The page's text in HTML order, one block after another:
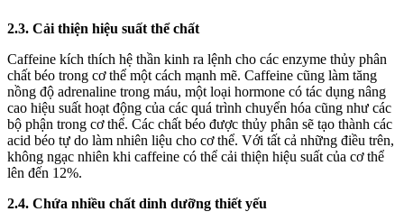
2.3. Cải thiện hiệu suất thể chất
Caffeine kích thích hệ thần kinh ra lệnh cho các enzyme thủy phân
chất béo trong cơ thể một cách mạnh mẽ. Caffeine cũng làm tăng
nồng độ adrenaline trong máu, một loại hormone có tác dụng nâng
cao hiệu suất hoạt động của các quá trình chuyển hóa cũng như các
bộ phận trong cơ thể. Các chất béo được thủy phân sẽ tạo thành các
acid béo tự do làm nhiên liệu cho cơ thể. Với tất cả những điều trên,
không ngạc nhiên khi caffeine có thể cải thiện hiệu suất của cơ thể
lên đến 12%.
2.4. Chứa nhiều chất dinh dưỡng thiết yếu